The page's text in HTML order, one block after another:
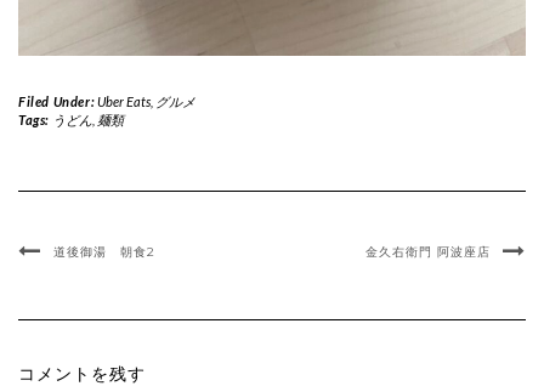
Filed Under:Uber Eats, グルメ
Tags: うどん, 麺類
道後御湯 朝食2 金久右衛門 阿波座店
コメントを残す